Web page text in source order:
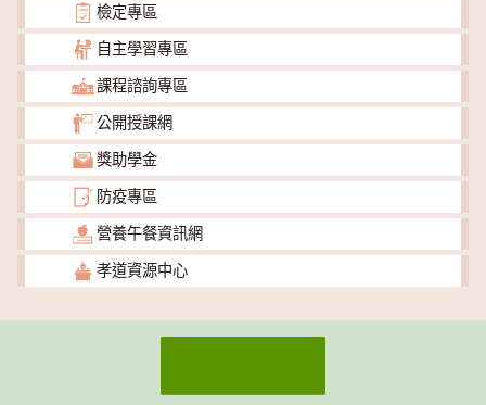
檢定專區
自主學習專區
課程諮詢專區
公開授課網
獎助學金
防疫專區
營養午餐資訊網
孝道資源中心